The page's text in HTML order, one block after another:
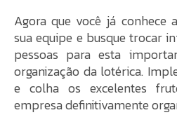
Agora que você já conhece
sua equipe e busque trocar
pessoas para esta
organização da lotérica.
e colha os excelentes
empresa definitivamente